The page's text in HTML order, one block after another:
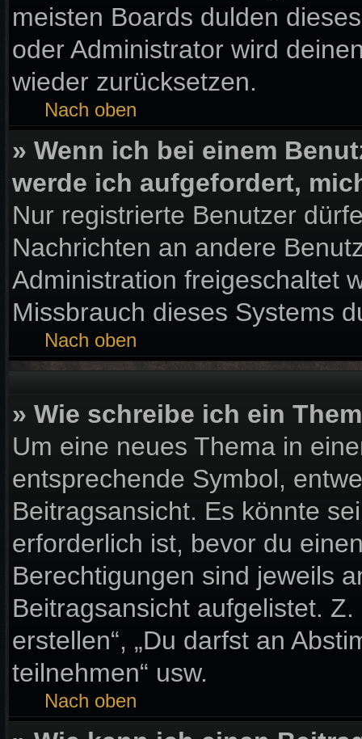
meisten Boards dulden
oder Administrator wird
wieder zurücksetzen.
Nach oben
» Wenn ich bei einem
werde ich aufgefordert,
Nur registrierte Benutzer
Nachrichten an andere
Administration freigeschaltet
Missbrauch dieses Systems
Nach oben
» Wie schreibe ich ein
Um eine neues Thema in
entsprechende Symbol,
Beitragsansicht. Es könnte
erforderlich ist, bevor du
Berechtigungen sind jeweils
Beitragsansicht aufgelistet.
erstellen“, „Du darfst an
teilnehmen“ usw.
Nach oben